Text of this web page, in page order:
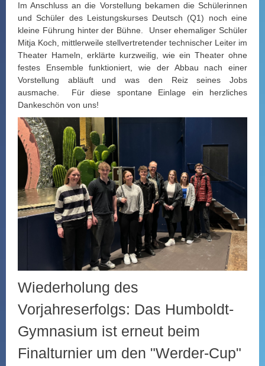
Im Anschluss an die Vorstellung bekamen die Schülerinnen
und Schüler des Leistungskurses Deutsch (Q1) noch eine
kleine Führung hinter der Bühne. Unser ehemaliger Schüler
Mitja Koch, mittlerweile stellvertretender technischer Leiter im
Theater Hameln, erklärte kurzweilig, wie ein Theater ohne
festes Ensemble funktioniert, wie der Abbau nach einer
Vorstellung abläuft und was den Reiz seines Jobs
ausmache. Für diese spontane Einlage ein herzliches
Dankeschön von uns!
Wiederholung des
Vorjahreserfolgs: Das Humboldt-
Gymnasium ist erneut beim
Finalturnier um den "Werder-Cup"